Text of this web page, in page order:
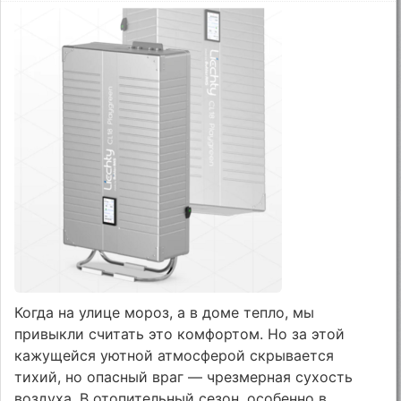
Когда на улице мороз, а в доме тепло, мы
привыкли считать это комфортом. Но за этой
кажущейся уютной атмосферой скрывается
тихий, но опасный враг — чрезмерная сухость